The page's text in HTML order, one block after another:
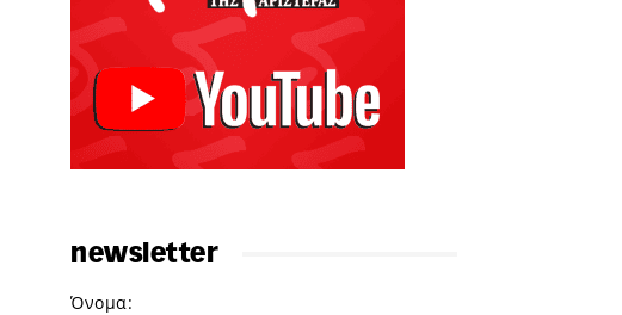
newsletter
Όνομα: